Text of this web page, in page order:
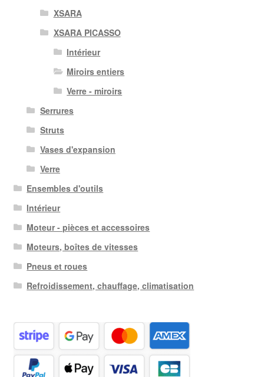
XSARA
XSARA PICASSO
Intérieur
Miroirs entiers
Verre - miroirs
Serrures
Struts
Vases d'expansion
Verre
Ensembles d'outils
Intérieur
Moteur - pièces et accessoires
Moteurs, boîtes de vitesses
Pneus et roues
Refroidissement, chauffage, climatisation